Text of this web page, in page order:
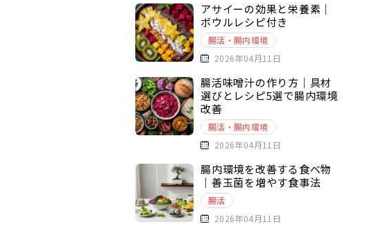
アサイーの効果と栄養素｜
ボウルレシピ付き
腸活・腸内環境
2026年04月11日
腸活味噌汁の作り方｜具材
選びとレシピ5選で腸内環境
改善
腸活・腸内環境
2026年04月11日
腸内環境を改善する食べ物
｜善玉菌を増やす食事法
腸活
2026年04月11日